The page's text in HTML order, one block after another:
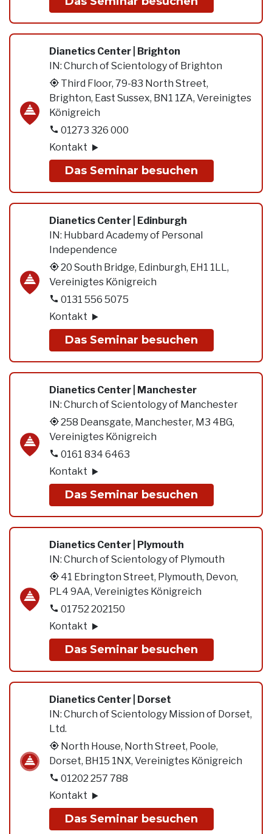
Dianetics Center | Brighton
IN: Church of Scientology of Brighton
Third Floor, 79-83 North Street,
Brighton, East Sussex, BN1 1ZA, Vereinigtes
Königreich
01273 326 000
Kontakt
Das Seminar besuchen
Dianetics Center | Edinburgh
IN: Hubbard Academy of Personal
Independence
20 South Bridge, Edinburgh, EH1 1LL,
Vereinigtes Königreich
0131 556 5075
Kontakt
Das Seminar besuchen
Dianetics Center | Manchester
IN: Church of Scientology of Manchester
258 Deansgate, Manchester, M3 4BG,
Vereinigtes Königreich
0161 834 6463
Kontakt
Das Seminar besuchen
Dianetics Center | Plymouth
IN: Church of Scientology of Plymouth
41 Ebrington Street, Plymouth, Devon,
PL4 9AA, Vereinigtes Königreich
01752 202150
Kontakt
Das Seminar besuchen
Dianetics Center | Dorset
IN: Church of Scientology Mission of Dorset,
Ltd.
North House, North Street, Poole,
Dorset, BH15 1NX, Vereinigtes Königreich
01202 257 788
Kontakt
Das Seminar besuchen